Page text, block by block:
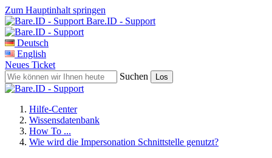
Zum Hauptinhalt springen
Bare.ID - Support
Deutsch
English
Neues Ticket
Suchen
Hilfe-Center
Wissensdatenbank
How To ...
Wie wird die Impersonation Schnittstelle genutzt?